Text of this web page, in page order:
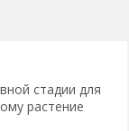
стадии для
растение